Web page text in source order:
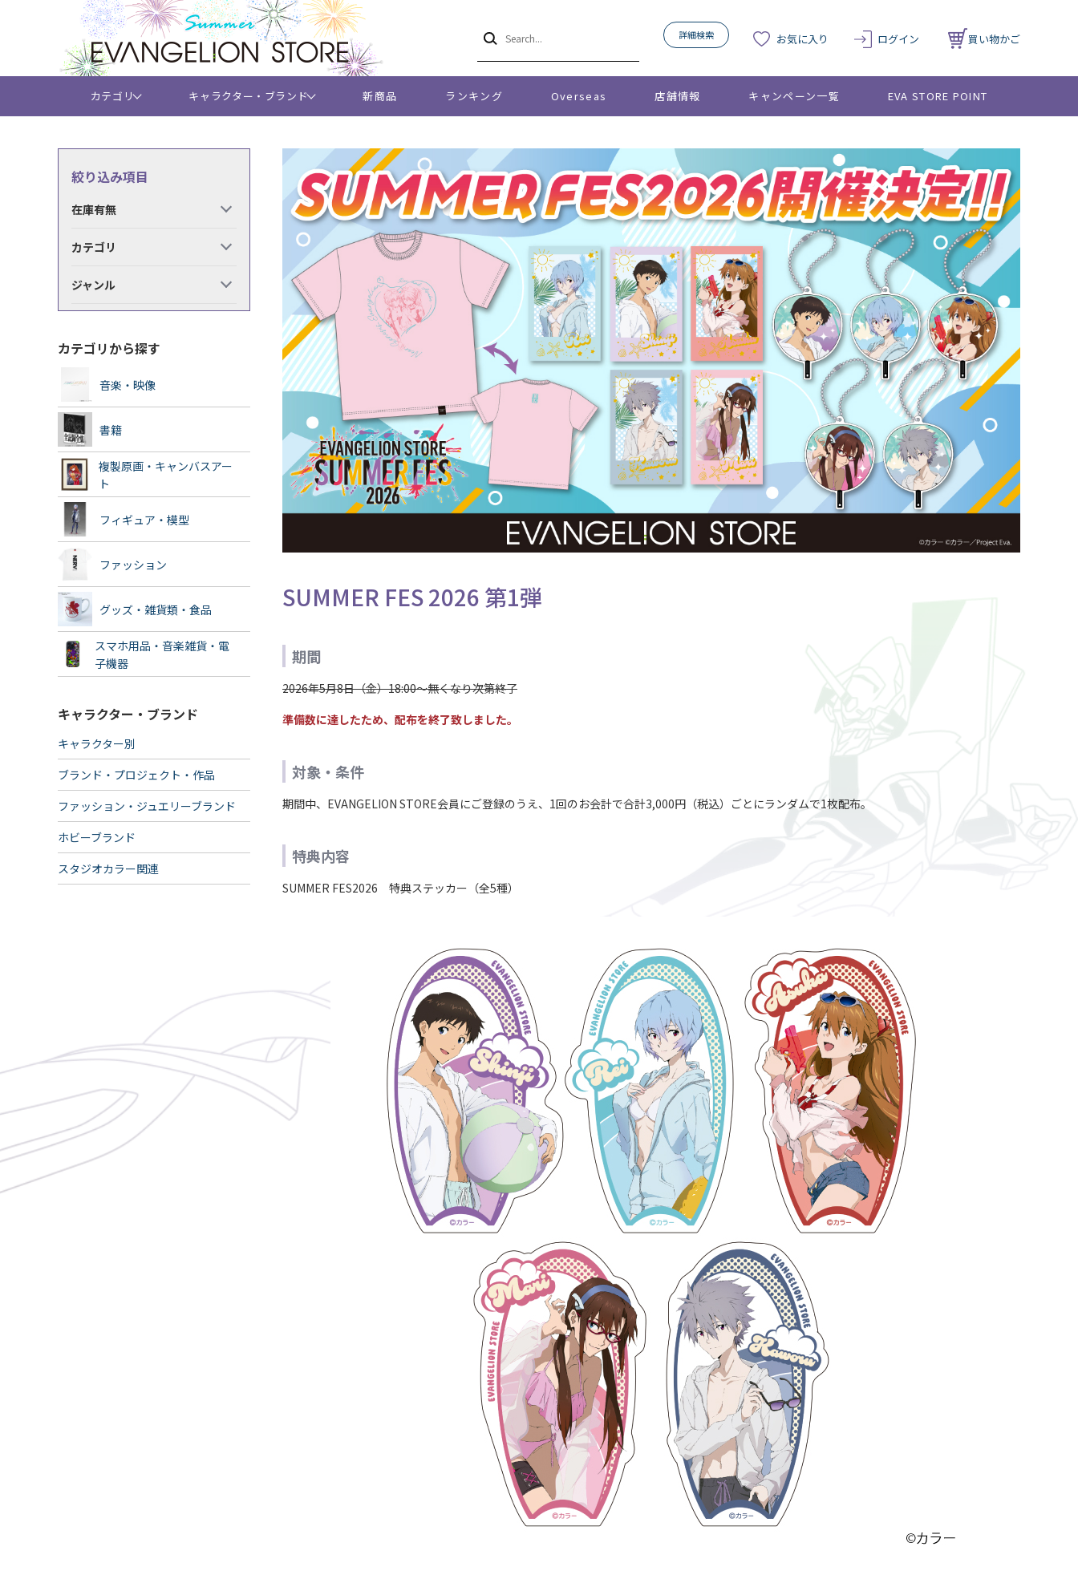
詳細検索 お気に入り ログイン 買い物かご
カテゴリ キャラクター・ブランド 新商品 ランキング Overseas 店舗情報 キャンペーン一覧 EVA STORE POINT
絞り込み項目
在庫有無
カテゴリ
ジャンル
カテゴリから探す
音楽・映像
書籍
複製原画・キャンバスアー
ト
フィギュア・模型
ファッション
グッズ・雑貨類・食品
スマホ用品・音楽雑貨・電
子機器
キャラクター・ブランド
キャラクター別
ブランド・プロジェクト・作品
ファッション・ジュエリーブランド
ホビーブランド
スタジオカラー関連
SUMMER FES 2026 第1弾
期間
2026年5月8日（金）18:00～無くなり次第終了
準備数に達したため、配布を終了致しました。
対象・条件
期間中、EVANGELION STORE会員にご登録のうえ、1回のお会計で合計3,000円（税込）ごとにランダムで1枚配布。
特典内容
SUMMER FES2026 特典ステッカー（全5種）